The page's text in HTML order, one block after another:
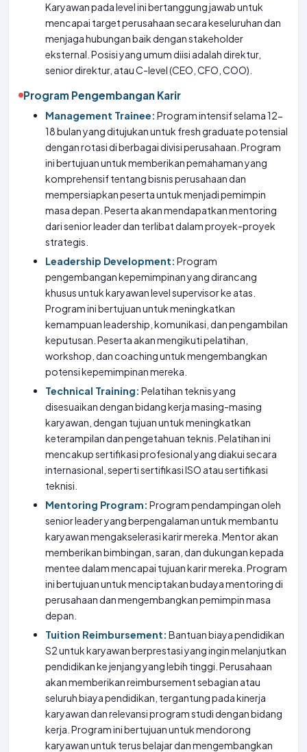
Karyawan pada level ini bertanggung jawab untuk
mencapai target perusahaan secara keseluruhan dan
menjaga hubungan baik dengan stakeholder
eksternal. Posisi yang umum diisi adalah direktur,
senior direktur, atau C-level (CEO, CFO, COO).
Program Pengembangan Karir
Management Trainee: Program intensif selama 12-
18 bulan yang ditujukan untuk fresh graduate potensial
dengan rotasi di berbagai divisi perusahaan. Program
ini bertujuan untuk memberikan pemahaman yang
komprehensif tentang bisnis perusahaan dan
mempersiapkan peserta untuk menjadi pemimpin
masa depan. Peserta akan mendapatkan mentoring
dari senior leader dan terlibat dalam proyek-proyek
strategis.
Leadership Development: Program
pengembangan kepemimpinan yang dirancang
khusus untuk karyawan level supervisor ke atas.
Program ini bertujuan untuk meningkatkan
kemampuan leadership, komunikasi, dan pengambilan
keputusan. Peserta akan mengikuti pelatihan,
workshop, dan coaching untuk mengembangkan
potensi kepemimpinan mereka.
Technical Training: Pelatihan teknis yang
disesuaikan dengan bidang kerja masing-masing
karyawan, dengan tujuan untuk meningkatkan
keterampilan dan pengetahuan teknis. Pelatihan ini
mencakup sertifikasi profesional yang diakui secara
internasional, seperti sertifikasi ISO atau sertifikasi
teknisi.
Mentoring Program: Program pendampingan oleh
senior leader yang berpengalaman untuk membantu
karyawan mengakselerasi karir mereka. Mentor akan
memberikan bimbingan, saran, dan dukungan kepada
mentee dalam mencapai tujuan karir mereka. Program
ini bertujuan untuk menciptakan budaya mentoring di
perusahaan dan mengembangkan pemimpin masa
depan.
Tuition Reimbursement: Bantuan biaya pendidikan
S2 untuk karyawan berprestasi yang ingin melanjutkan
pendidikan ke jenjang yang lebih tinggi. Perusahaan
akan memberikan reimbursement sebagian atau
seluruh biaya pendidikan, tergantung pada kinerja
karyawan dan relevansi program studi dengan bidang
kerja. Program ini bertujuan untuk mendorong
karyawan untuk terus belajar dan mengembangkan